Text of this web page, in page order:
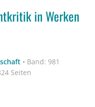
in Werken
• Band: 981
Seiten